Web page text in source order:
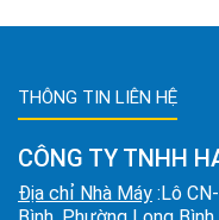
THÔNG TIN LIÊN HỆ
CÔNG TY TNHH
Địa chỉ Nhà Máy :Lô